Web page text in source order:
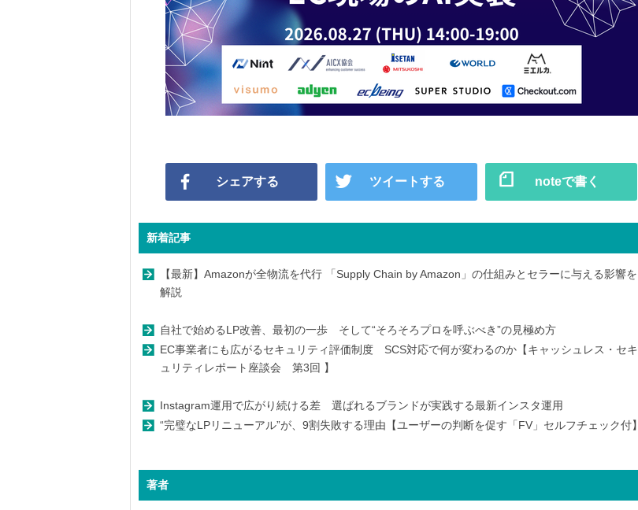
シェアする ツイートする noteで書く
新着記事
【最新】Amazonが全物流を代行 「Supply Chain by Amazon」の仕組みとセラーに与える影響を
解説
自社で始めるLP改善、最初の一歩 そして“そろそろプロを呼ぶべき”の見極め方
EC事業者にも広がるセキュリティ評価制度 SCS対応で何が変わるのか【キャッシュレス・セキ
ュリティレポート座談会 第3回 】
Instagram運用で広がり続ける差 選ばれるブランドが実践する最新インスタ運用
“完璧なLPリニューアル”が、9割失敗する理由【ユーザーの判断を促す「FV」セルフチェック付】
著者